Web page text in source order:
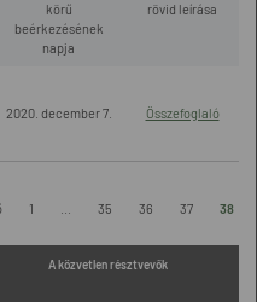
körű
beérkezésének
napja
rövid leírása
2020. december 7. Összefoglaló
1 35 36 37 38
A közvetlen résztvevők